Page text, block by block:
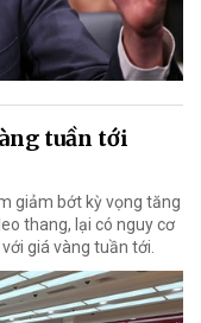
tuần tới
giảm bớt kỳ vọng tăng
thang, lại có nguy cơ
giá vàng tuần tới.